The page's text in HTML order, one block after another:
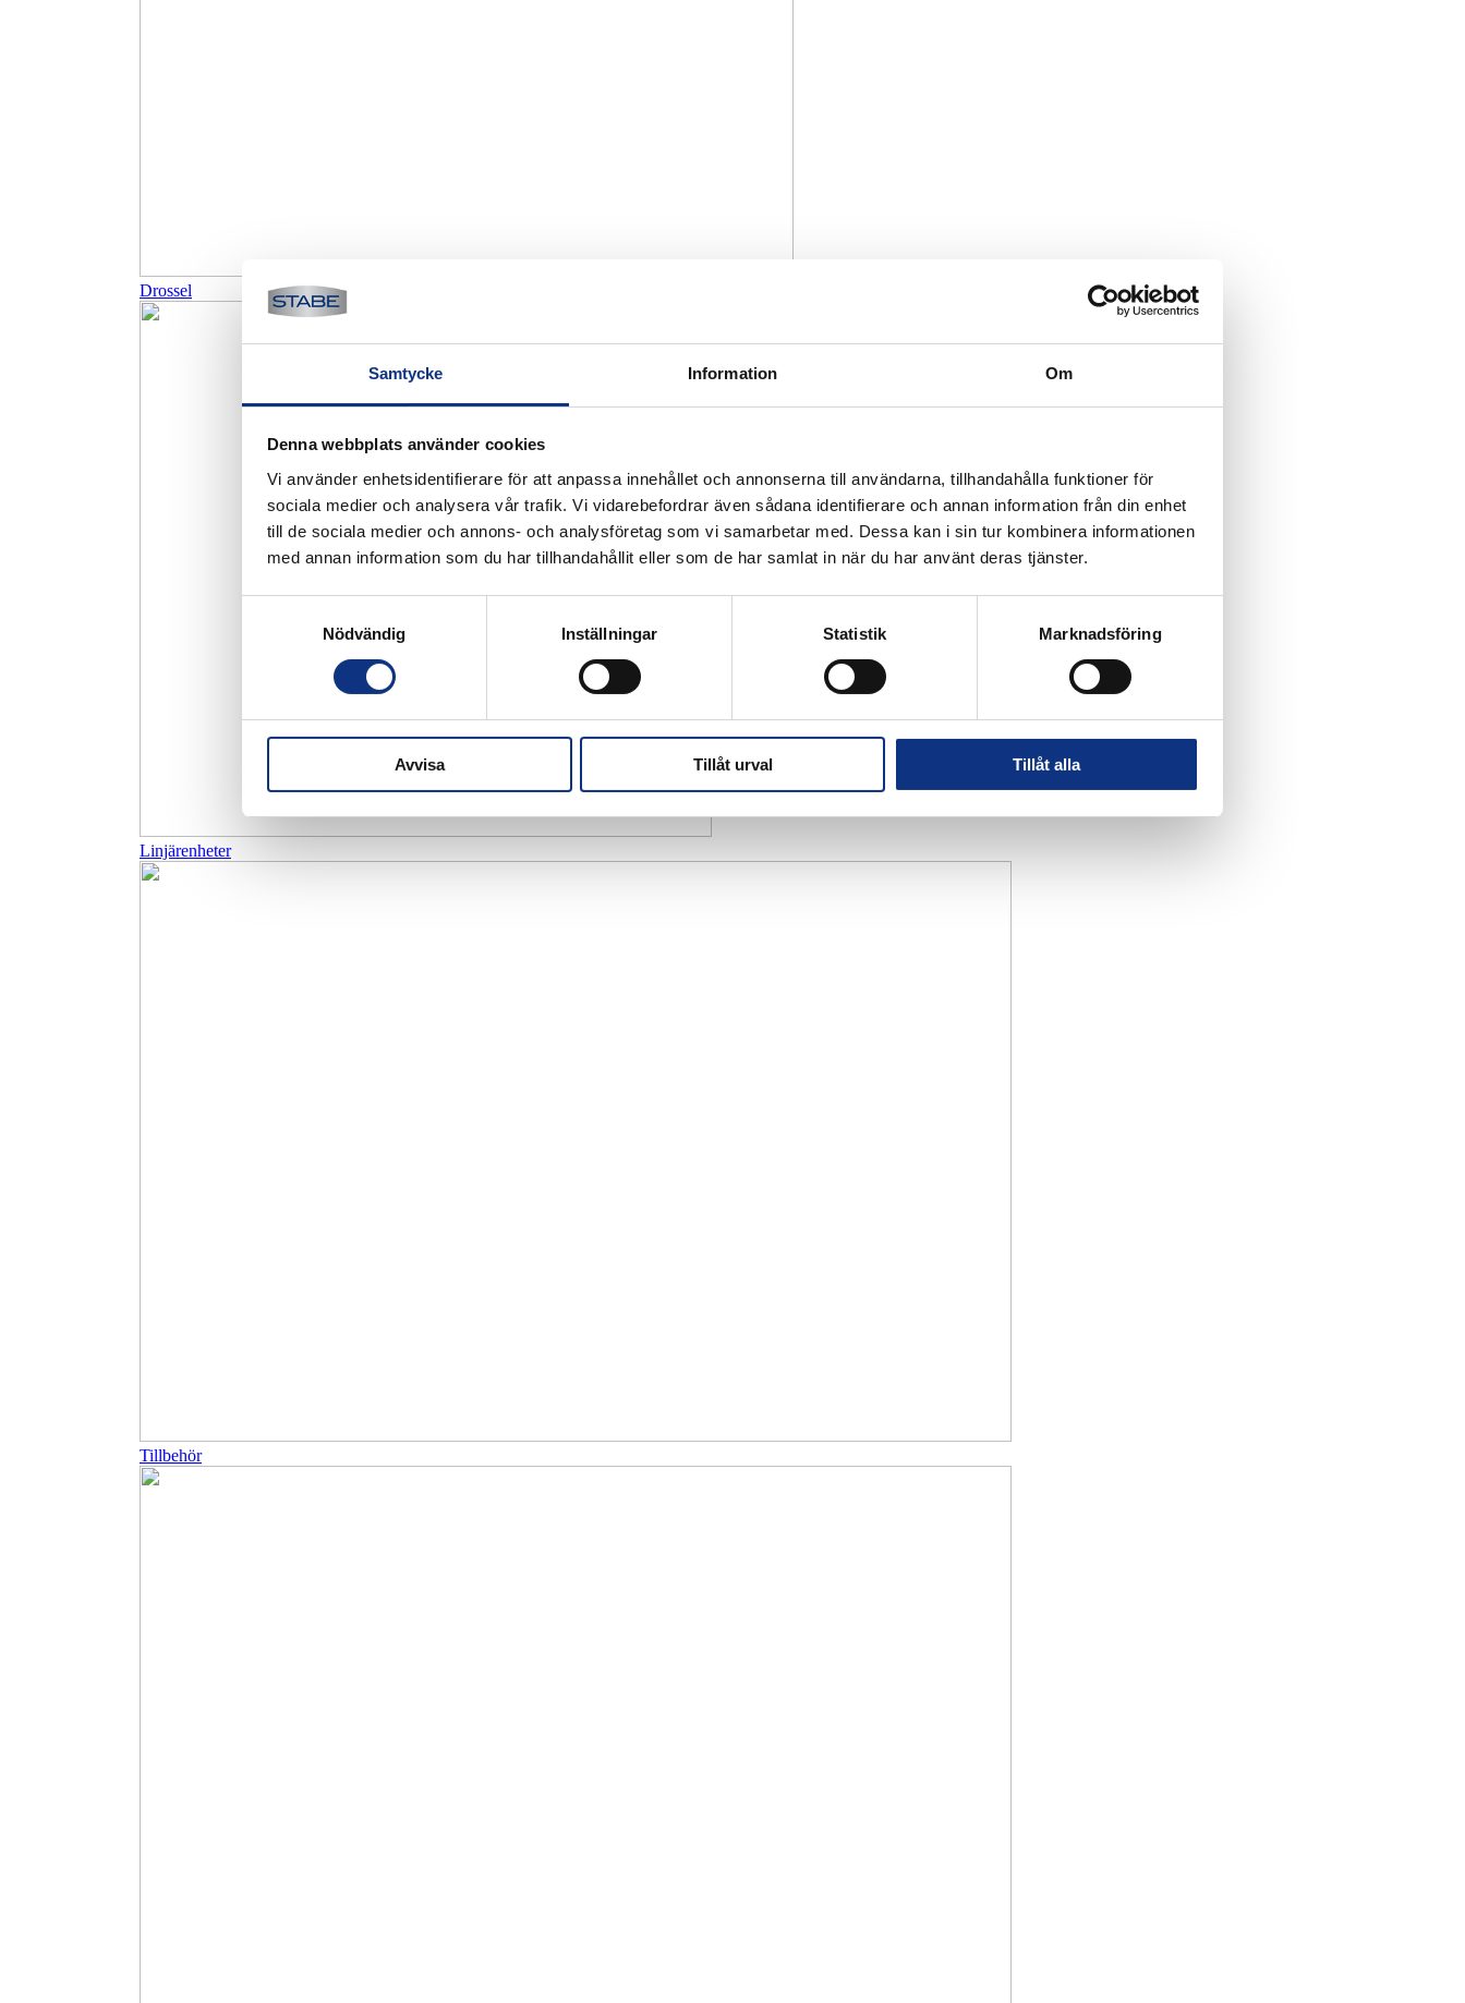
Samtycke Information Om
Denna webbplats använder cookies
Vi använder enhetsidentifierare för att anpassa innehållet och annonserna till användarna, tillhandahålla funktioner för
sociala medier och analysera vår trafik. Vi vidarebefordrar även sådana identifierare och annan information från din enhet
till de sociala medier och annons- och analysföretag som vi samarbetar med. Dessa kan i sin tur kombinera informationen
med annan information som du har tillhandahållit eller som de har samlat in när du har använt deras tjänster.
Nödvändig
Inställningar Statistik Marknadsföring
Avvisa Tillåt urval Tillåt alla
Drossel
Linjärenheter
Tillbehör